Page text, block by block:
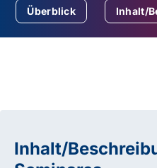
Überblick Inhalt/
Inhalt/